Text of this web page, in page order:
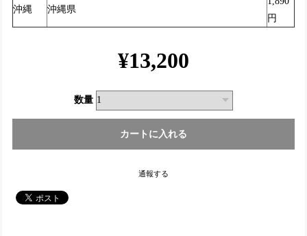
沖縄 沖縄県
円
¥13,200
数量
通報する